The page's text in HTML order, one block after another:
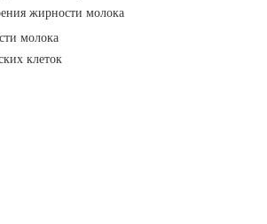
жирности молока
молока
клеток